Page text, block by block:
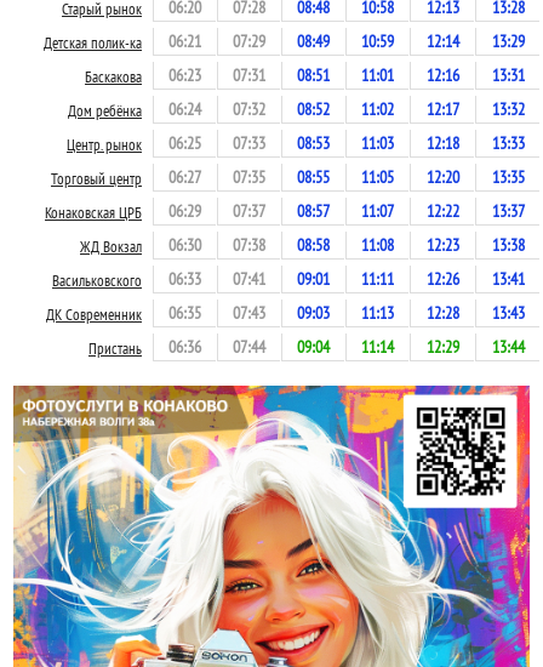
Старый рынок 06:20 07:28 08:48 10:58 12:13 13:28
Детская полик-ка 06:21 07:29 08:49 10:59 12:14 13:29
Баскакова 06:23 07:31 08:51 11:01 12:16 13:31
Дом ребёнка 06:24 07:32 08:52 11:02 12:17 13:32
Центр. рынок 06:25 07:33 08:53 11:03 12:18 13:33
Торговый центр 06:27 07:35 08:55 11:05 12:20 13:35
Конаковская ЦРБ 06:29 07:37 08:57 11:07 12:22 13:37
ЖД Вокзал 06:30 07:38 08:58 11:08 12:23 13:38
Васильковского 06:33 07:41 09:01 11:11 12:26 13:41
ДК Современник 06:35 07:43 09:03 11:13 12:28 13:43
Пристань 06:36 07:44 09:04 11:14 12:29 13:44